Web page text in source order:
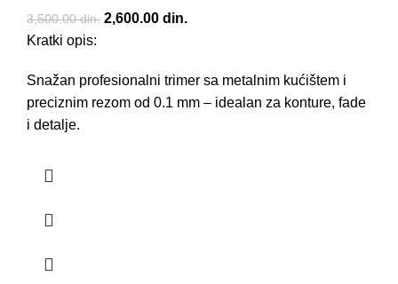
3,500.00din. Originalna cena je bila: 3,500.00 din..
2,600.00 din.
Kratki opis:
Snažan profesionalni trimer sa metalnim kućištem i
preciznim rezom od 0.1 mm – idealan za konture, fade
i detalje.